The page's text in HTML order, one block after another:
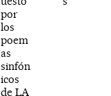
por
los
poem
as
sinfón
icos
de LA